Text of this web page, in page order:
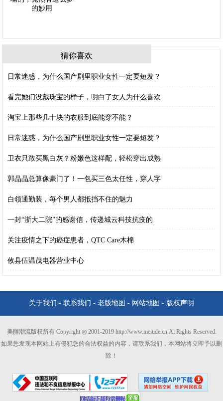
猜你喜欢
日常迷惑，为什么国产剧里职业女性一定要短发？
看完她们没戴珠宝的样子，明白了女人为什么喜欢
淘宝上那些几十块的衣服到底能穿不能？
日常迷惑，为什么国产剧里职业女性一定要短发？
卫衣只敢买黑白灰？粉嫩色这样配，轻松穿出成熟
郭晶晶总算像豪门了！一包买三色太任性，穿人字
白领通勤装，每个男人都抵挡不住的魅力
一封“浙大二院”的感谢信，传递城云科技抗疫的
关注疫情之下的癌症患者，QTC Care木棉
攸县伍温茂电器营业中心
关于我们 - 联系我们 - 老版地图 - 网站地图 - 版权声明
美丽潮流版权所有 Copyright ◎ 2001-2019 http://www.meitide.cn Al Rights Reserved.
如果您发现本网站上有侵犯您的合法权益的内容，请联系我们，本网站将立即予以删
除！